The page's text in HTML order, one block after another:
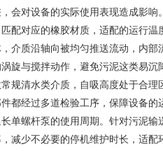
会对设备的实际使用表现造成影
配对应的橡胶材质，适配的运行
介质沿轴向被均匀推送流动，内
旋与搅拌动作，避免污泥这类易
规清水类介质，自吸高度处于合
都经过多道检验工序，保障设备
单螺杆泵的使用周期。针对污泥
减少不必要的停机维护时长，适